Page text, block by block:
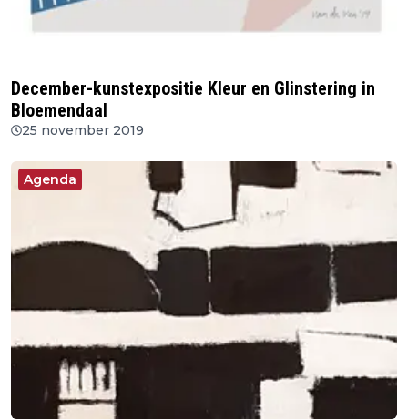
December-kunstexpositie Kleur en Glinstering in
Bloemendaal
25 november 2019
Agenda